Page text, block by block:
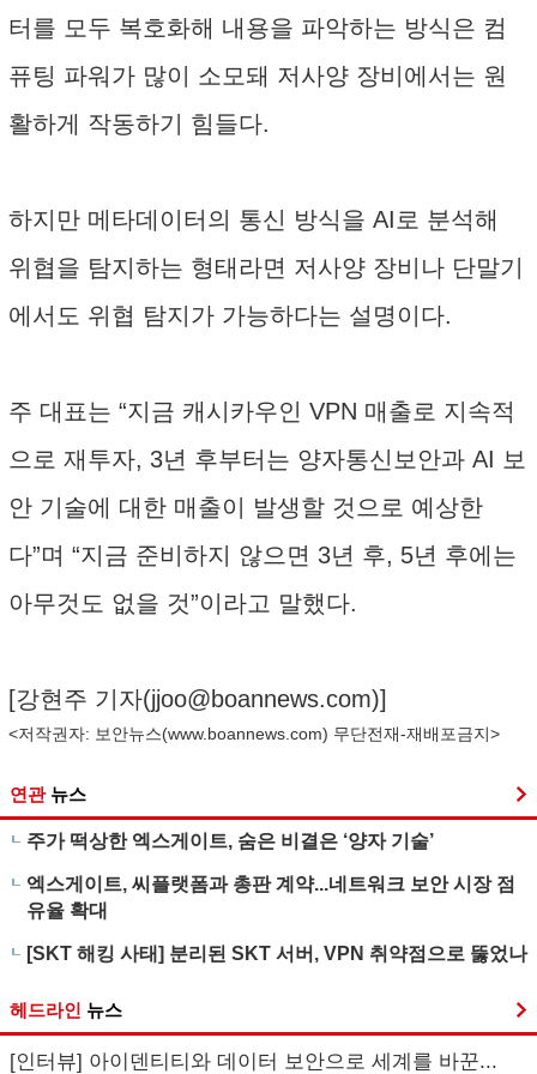
터를 모두 복호화해 내용을 파악하는 방식은 컴
퓨팅 파워가 많이 소모돼 저사양 장비에서는 원
활하게 작동하기 힘들다.
하지만 메타데이터의 통신 방식을 AI로 분석해
위협을 탐지하는 형태라면 저사양 장비나 단말기
에서도 위협 탐지가 가능하다는 설명이다.
주 대표는 “지금 캐시카우인 VPN 매출로 지속적
으로 재투자, 3년 후부터는 양자통신보안과 AI 보
안 기술에 대한 매출이 발생할 것으로 예상한
다”며 “지금 준비하지 않으면 3년 후, 5년 후에는
아무것도 없을 것”이라고 말했다.
[강현주 기자(jjoo@boannews.com)]
<저작권자: 보안뉴스(www.boannews.com) 무단전재-재배포금지>
연관 뉴스
주가 떡상한 엑스게이트, 숨은 비결은 ‘양자 기술’
엑스게이트, 씨플랫폼과 총판 계약...네트워크 보안 시장 점
유율 확대
[SKT 해킹 사태] 분리된 SKT 서버, VPN 취약점으로 뚫었나
헤드라인 뉴스
[인터뷰] 아이덴티티와 데이터 보안으로 세계를 바꾼...